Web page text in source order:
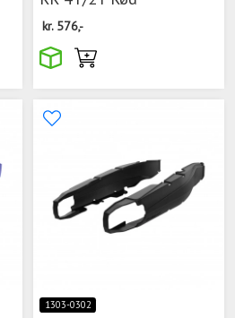
kr. 576,-
1303-0302